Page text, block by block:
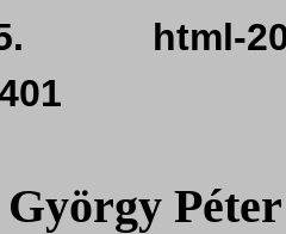
html-
György